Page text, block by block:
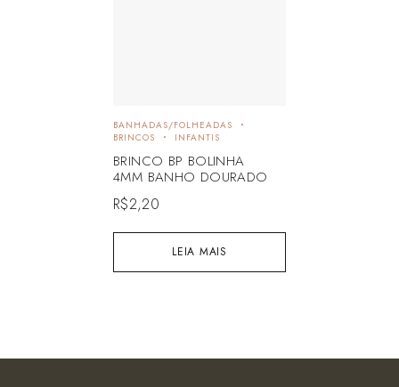
LEIA MAIS
BANHADAS/FOLHEADAS
BRINCOS
INFANTIS
BRINCO BP BOLINHA
4MM BANHO DOURADO
R$2,20